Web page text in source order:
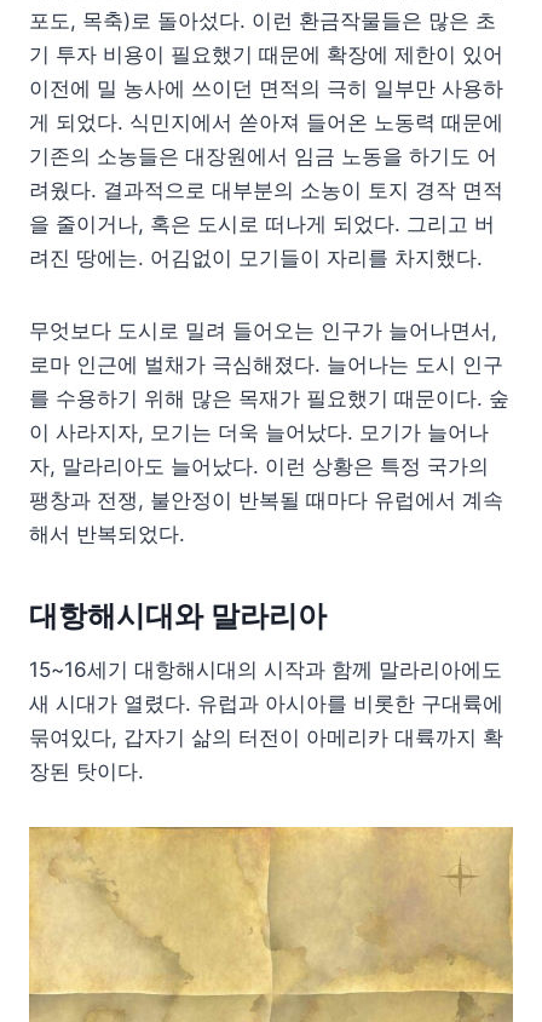
포도, 목축)로 돌아섰다. 이런 환금작물들은 많은 초
기 투자 비용이 필요했기 때문에 확장에 제한이 있어
이전에 밀 농사에 쓰이던 면적의 극히 일부만 사용하
게 되었다. 식민지에서 쏟아져 들어온 노동력 때문에
기존의 소농들은 대장원에서 임금 노동을 하기도 어
려웠다. 결과적으로 대부분의 소농이 토지 경작 면적
을 줄이거나, 혹은 도시로 떠나게 되었다. 그리고 버
려진 땅에는. 어김없이 모기들이 자리를 차지했다.
무엇보다 도시로 밀려 들어오는 인구가 늘어나면서,
로마 인근에 벌채가 극심해졌다. 늘어나는 도시 인구
를 수용하기 위해 많은 목재가 필요했기 때문이다. 숲
이 사라지자, 모기는 더욱 늘어났다. 모기가 늘어나
자, 말라리아도 늘어났다. 이런 상황은 특정 국가의
팽창과 전쟁, 불안정이 반복될 때마다 유럽에서 계속
해서 반복되었다.
대항해시대와 말라리아
15~16세기 대항해시대의 시작과 함께 말라리아에도
새 시대가 열렸다. 유럽과 아시아를 비롯한 구대륙에
묶여있다, 갑자기 삶의 터전이 아메리카 대륙까지 확
장된 탓이다.